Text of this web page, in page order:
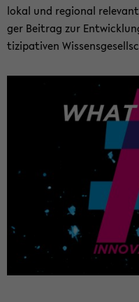
lokal und re­gio­nal
ger Bei­trag zur
ti­zi­pa­ti­ven